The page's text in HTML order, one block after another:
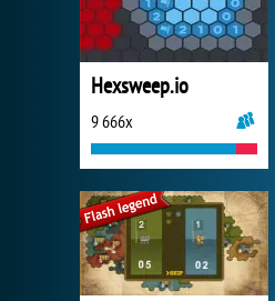
Hexsweep.io
9 666x